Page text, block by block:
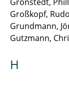
Großkopf,
Grundmann,
Gutzmann,
H